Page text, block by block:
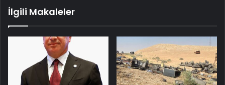
İlgili Makaleler